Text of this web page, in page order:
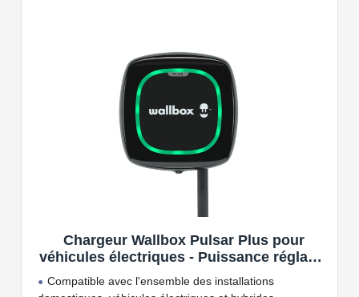
Chargeur Wallbox Pulsar Plus pour
véhicules électriques - Puissance réglable
jusqu'à 7.4 KW, câble de Charge Type 2,
Wi-FI et Bluetooth, OCPP
Compatible avec l'ensemble des installations